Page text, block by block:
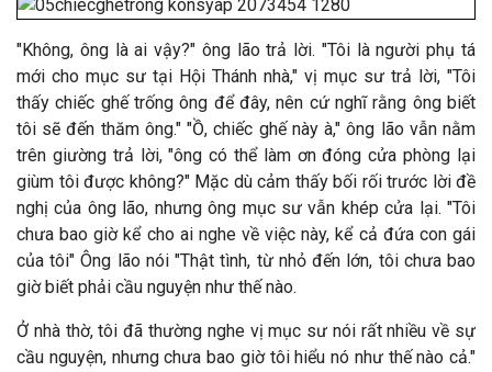
"Không, ông là ai vậy?" ông lão trả lời. "Tôi là người phụ tá
mới cho mục sư tại Hội Thánh nhà," vị mục sư trả lời, "Tôi
thấy chiếc ghế trống ông để đây, nên cứ nghĩ rằng ông biết
tôi sẽ đến thăm ông.""Ồ, chiếc ghế này à," ông lão vẫn nằm
trên giường trả lời, "ông có thể làm ơn đóng cửa phòng lại
giùm tôi được không?" Mặc dù cảm thấy bối rối trước lời đề
nghị của ông lão, nhưng ông mục sư vẫn khép cửa lại. "Tôi
chưa bao giờ kể cho ai nghe về việc này, kể cả đứa con gái
của tôi" Ông lão nói "Thật tình, từ nhỏ đến lớn, tôi chưa bao
giờ biết phải cầu nguyện như thế nào.
Ở nhà thờ, tôi đã thường nghe vị mục sư nói rất nhiều về sự
cầu nguyện, nhưng chưa bao giờ tôi hiểu nó như thế nào cả."